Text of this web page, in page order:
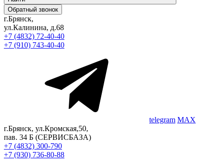
Обратный звонок
г.Брянск,
ул.Калинина, д.68
+7 (4832) 72-40-40
+7 (910) 743-40-40
telegram MAX
г.Брянск, ул.Кромская,50,
пав. 34 Б (СЕРВИСБАЗА)
+7 (4832) 300-790
+7 (930) 736-80-88